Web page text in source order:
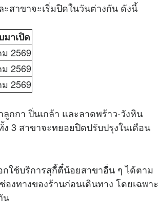
สาขาจะเริ่มปิดในวันต่างกัน ดังนี้
าเปิด
2569
2569
2569
กกา ปิ่นเกล้า และลาดพร้าว-วังหิน
3 สาขาจะทยอยปิดปรับปรุงในเดือน
ใช้บริการสุกี้ตี๋น้อยสาขาอื่น ๆ ได้ตาม
งทางของร้านก่อนเดินทาง โดยเฉพาะ
น